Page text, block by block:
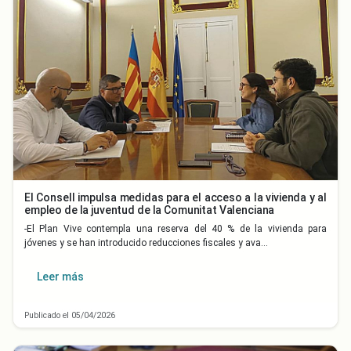
El Consell impulsa medidas para el acceso a la vivienda y al
empleo de la juventud de la Comunitat Valenciana
-El Plan Vive contempla una reserva del 40 % de la vivienda para
jóvenes y se han introducido reducciones fiscales y ava…
Leer más
Publicado el 05/04/2026